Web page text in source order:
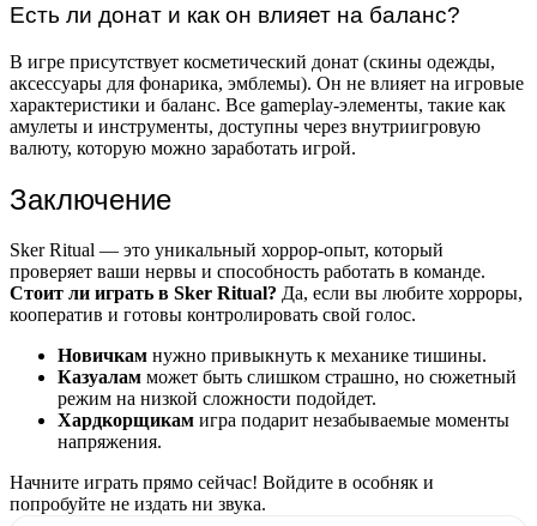
Есть ли донат и как он влияет на баланс?
В игре присутствует косметический донат (скины одежды,
аксессуары для фонарика, эмблемы). Он не влияет на игровые
характеристики и баланс. Все gameplay-элементы, такие как
амулеты и инструменты, доступны через внутриигровую
валюту, которую можно заработать игрой.
Заключение
Sker Ritual — это уникальный хоррор-опыт, который
проверяет ваши нервы и способность работать в команде.
Стоит ли играть в Sker Ritual? Да, если вы любите хорроры,
кооператив и готовы контролировать свой голос.
Новичкам нужно привыкнуть к механике тишины.
Казуалам может быть слишком страшно, но сюжетный
режим на низкой сложности подойдет.
Хардкорщикам игра подарит незабываемые моменты
напряжения.
Начните играть прямо сейчас! Войдите в особняк и
попробуйте не издать ни звука.